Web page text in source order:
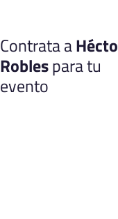
Contrata a
Roblespara tu
evento